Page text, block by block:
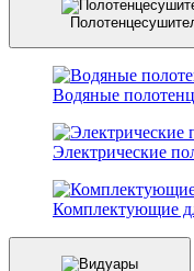
Водяные
Электрические
Комплектующие